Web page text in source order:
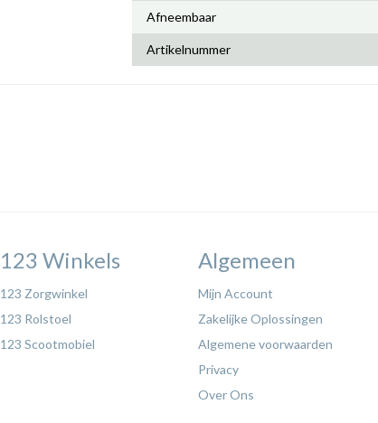
Afneembaar
Artikelnummer
123 Winkels
123 Zorgwinkel
123 Rolstoel
123 Scootmobiel
Algemeen
Mijn Account
Zakelijke Oplossingen
Algemene voorwaarden
Privacy
Over Ons